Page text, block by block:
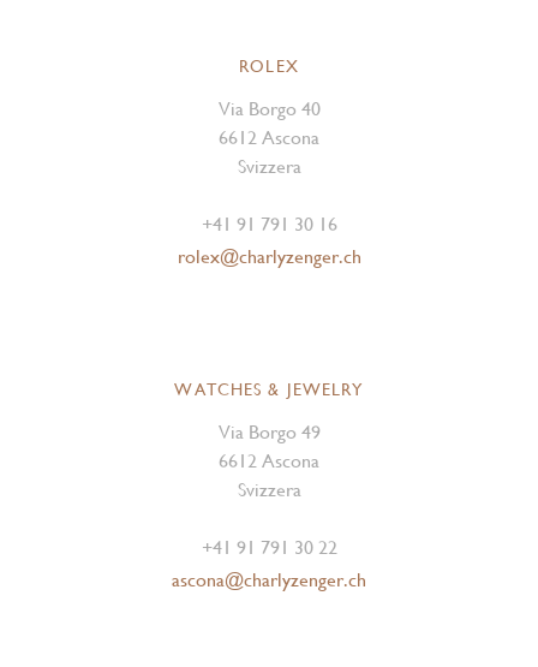
ROLEX
Via Borgo 40
6612 Ascona
Svizzera
+41 91 791 30 16
rolex@charlyzenger.ch
WATCHES & JEWELRY
Via Borgo 49
6612 Ascona
Svizzera
+41 91 791 30 22
ascona@charlyzenger.ch